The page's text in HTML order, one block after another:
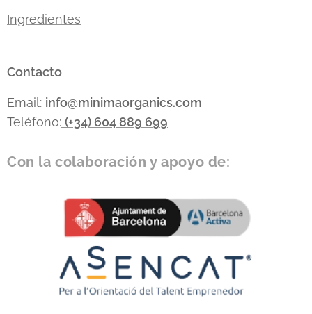
Ingredientes
Contacto
Email: info@minimaorganics.com
Teléfono: (+34) 604 889 699
Con la colaboración y apoyo de: